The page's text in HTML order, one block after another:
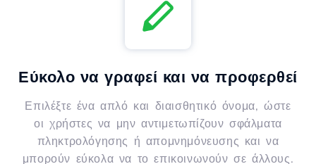
Εύκολο να γραφεί και να προφερθεί
Επιλέξτε ένα απλό και διαισθητικό όνομα, ώστε
οι χρήστες να μην αντιμετωπίζουν σφάλματα
πληκτρολόγησης ή απομνημόνευσης και να
μπορούν εύκολα να το επικοινωνούν σε άλλους.